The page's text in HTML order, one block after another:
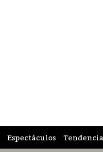
Espectáculos Tendencia